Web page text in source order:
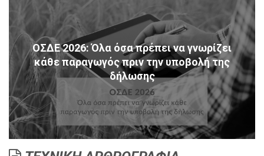
ΟΣΔΕ 2026: Όλα όσα πρέπει να γνωρίζει
κάθε παραγωγός πριν την υποβολή της
δήλωσης